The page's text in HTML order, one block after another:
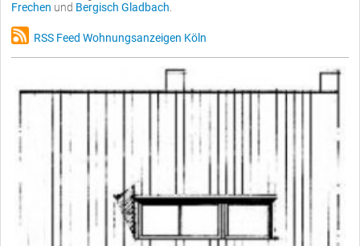
Frechen und Bergisch Gladbach
RSS Feed Wohnungsanzeigen Köln